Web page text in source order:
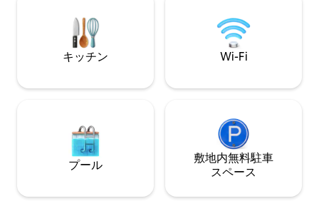
は徒歩15分です。
んが、ご自身で準
本的な食材をたく
す。
キッチン Wi-Fi
プール
敷地内無料駐⁠車
ス⁠ペ⁠ー⁠ス